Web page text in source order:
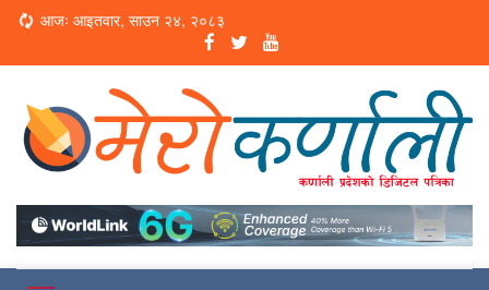
Loading...
आजः आइतवार, साउन २४, २०८३
Merokarnali